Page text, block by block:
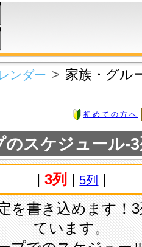
ンダー
家族・グル
初めての方へ
のスケジュール-
|3列 | 5列
|
を書き込めます！
ています。